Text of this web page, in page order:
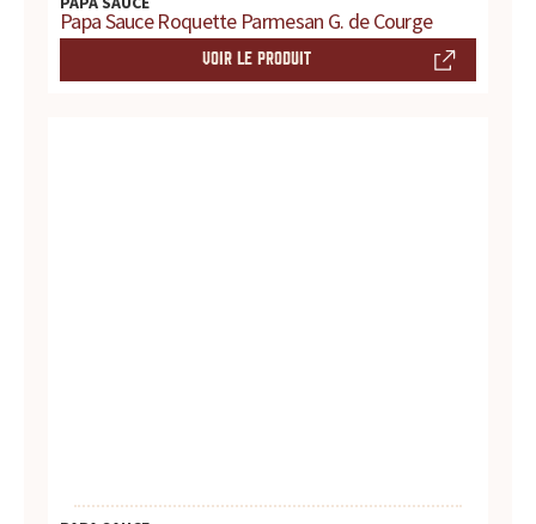
o
i
Papa Sauce Roquette Parmesan G. de Courge
VOIR LE PRODUIT